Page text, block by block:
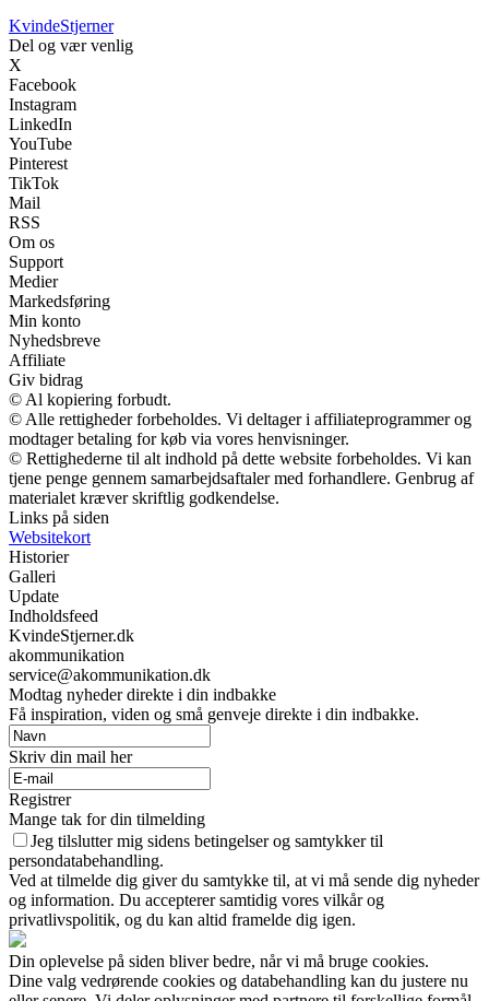
KvindeStjerner
Del og vær venlig
X
Facebook
Instagram
LinkedIn
YouTube
Pinterest
TikTok
Mail
RSS
Om os
Support
Medier
Markedsføring
Min konto
Nyhedsbreve
Affiliate
Giv bidrag
© Al kopiering forbudt.
© Alle rettigheder forbeholdes. Vi deltager i affiliateprogrammer og
modtager betaling for køb via vores henvisninger.
© Rettighederne til alt indhold på dette website forbeholdes. Vi kan
tjene penge gennem samarbejdsaftaler med forhandlere. Genbrug af
materialet kræver skriftlig godkendelse.
Links på siden
Websitekort
Historier
Galleri
Update
Indholdsfeed
KvindeStjerner.dk
akommunikation
service@akommunikation.dk
Modtag nyheder direkte i din indbakke
Få inspiration, viden og små genveje direkte i din indbakke.
Skriv din mail her
Registrer
Mange tak for din tilmelding
Jeg tilslutter mig sidens betingelser og samtykker til
persondatabehandling.
Ved at tilmelde dig giver du samtykke til, at vi må sende dig nyheder
og information. Du accepterer samtidig vores vilkår og
privatlivspolitik, og du kan altid framelde dig igen.
Din oplevelse på siden bliver bedre, når vi må bruge cookies.
Dine valg vedrørende cookies og databehandling kan du justere nu